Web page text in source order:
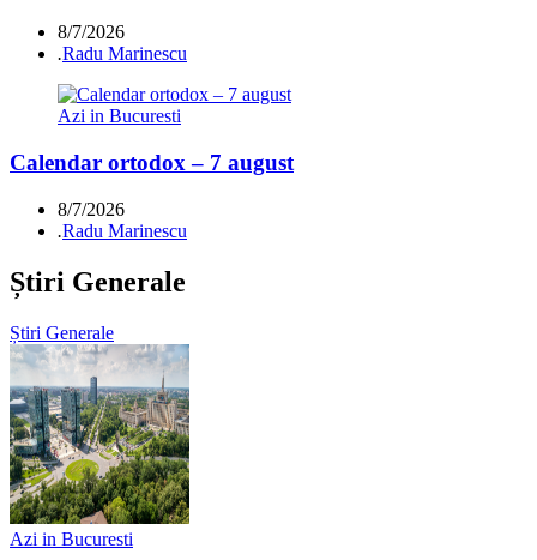
8/7/2026
.Radu Marinescu
Azi in Bucuresti
Calendar ortodox – 7 august
8/7/2026
.Radu Marinescu
Știri Generale
Știri Generale
Azi in Bucuresti